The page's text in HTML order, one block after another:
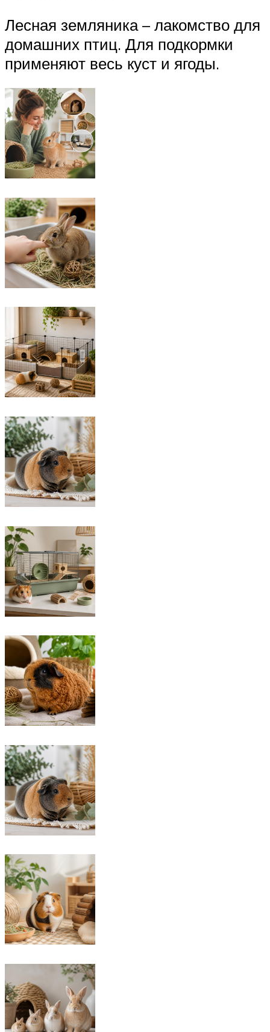
Лесная земляника – лакомство для
домашних птиц. Для подкормки
применяют весь куст и ягоды.